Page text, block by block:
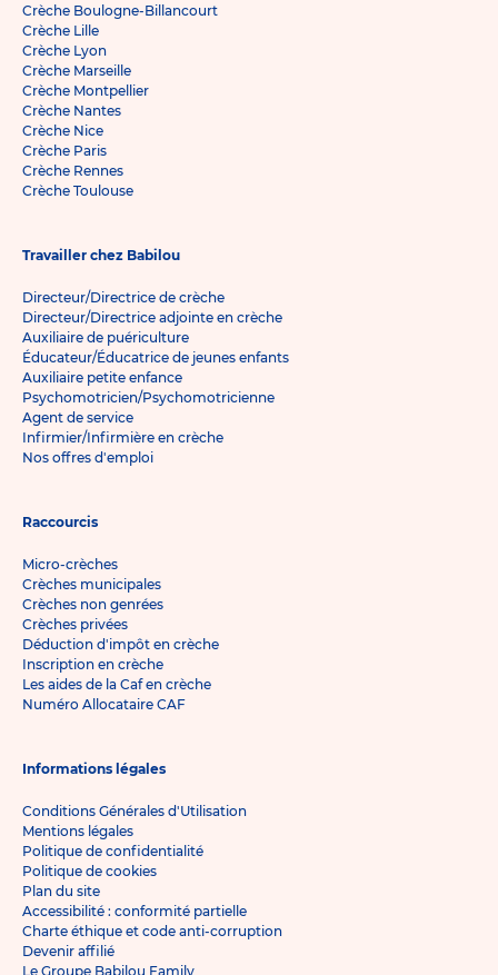
Crèche Boulogne-Billancourt
Crèche Lille
Crèche Lyon
Crèche Marseille
Crèche Montpellier
Crèche Nantes
Crèche Nice
Crèche Paris
Crèche Rennes
Crèche Toulouse
Travailler chez Babilou
Directeur/Directrice de crèche
Directeur/Directrice adjointe en crèche
Auxiliaire de puériculture
Éducateur/Éducatrice de jeunes enfants
Auxiliaire petite enfance
Psychomotricien/Psychomotricienne
Agent de service
Infirmier/Infirmière en crèche
Nos offres d'emploi
Raccourcis
Micro-crèches
Crèches municipales
Crèches non genrées
Crèches privées
Déduction d'impôt en crèche
Inscription en crèche
Les aides de la Caf en crèche
Numéro Allocataire CAF
Informations légales
Conditions Générales d'Utilisation
Mentions légales
Politique de confidentialité
Politique de cookies
Plan du site
Accessibilité : conformité partielle
Charte éthique et code anti-corruption
Devenir affilié
Le Groupe Babilou Family